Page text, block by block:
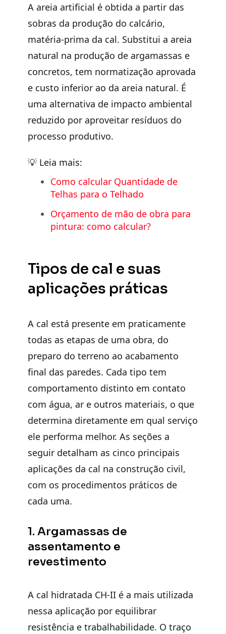
A areia artificial é obtida a partir das
sobras da produção do calcário,
matéria-prima da cal. Substitui a areia
natural na produção de argamassas e
concretos, tem normatização aprovada
e custo inferior ao da areia natural. É
uma alternativa de impacto ambiental
reduzido por aproveitar resíduos do
processo produtivo.
💡 Leia mais:
Como calcular Quantidade de
Telhas para o Telhado
Orçamento de mão de obra para
pintura: como calcular?
Tipos de cal e suas
aplicações práticas
A cal está presente em praticamente
todas as etapas de uma obra, do
preparo do terreno ao acabamento
final das paredes. Cada tipo tem
comportamento distinto em contato
com água, ar e outros materiais, o que
determina diretamente em qual serviço
ele performa melhor. As seções a
seguir detalham as cinco principais
aplicações da cal na construção civil,
com os procedimentos práticos de
cada uma.
1. Argamassas de
assentamento e
revestimento
A cal hidratada CH-II é a mais utilizada
nessa aplicação por equilibrar
resistência e trabalhabilidade. O traço